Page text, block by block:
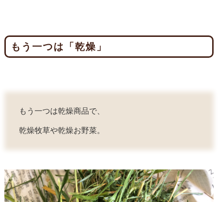
もう一つは「乾燥」
もう一つは乾燥商品で、
乾燥牧草や乾燥お野菜。